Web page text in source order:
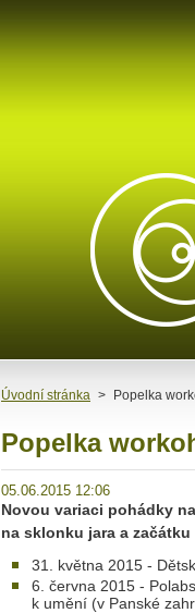
Úvodní stránka > Popelka
Popelka
05.06.2015 12:06
Novou variaci pohádky
na sklonku jara a
31. května 2015 -
6. června 2015 -
k umění (v Panské